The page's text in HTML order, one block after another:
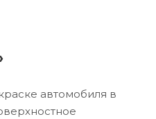
автомобиля в